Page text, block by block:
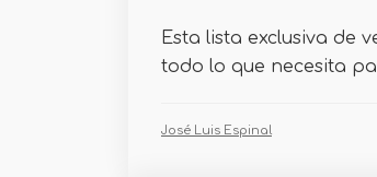
Esta lista exclusiva de
todo lo que necesita
José Luis Espinal